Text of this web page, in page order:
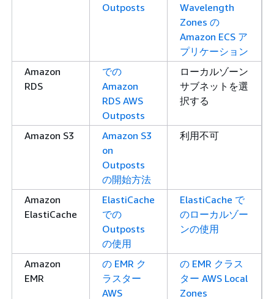
Outposts
Wavelength
Zones の
Amazon ECS ア
プリケーション
Amazon
RDS
での
Amazon
RDS AWS
Outposts
ローカルゾーン
サブネットを選
択する
Amazon S3
Amazon S3
on
Outposts
の開始方法
利用不可
Amazon
ElastiCache
ElastiCache
での
Outposts
の使用
ElastiCache で
のローカルゾー
ンの使用
Amazon
EMR
の EMR ク
ラスター
AWS
の EMR クラス
ター AWS Local
Zones